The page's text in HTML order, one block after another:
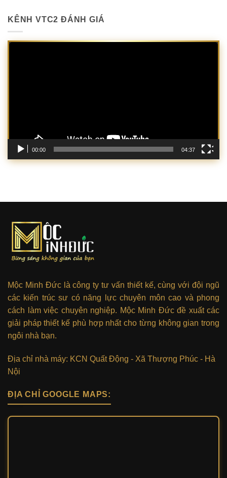
KÊNH VTC2 ĐÁNH GIÁ
Trình
00:00 04:37
Mộc Minh Đức là công ty tư vấn thiết kế, cùng với đội ngũ
các kiến trúc sư có năng lực chuyên môn cao và phong
cách làm việc chuyên nghiệp. Mộc Minh Đức đề xuất các
giải pháp thiết kế phù hợp nhất cho từng không gian trong
ngôi nhà bạn.
Địa chỉ nhà máy: KCN Quất Động - Xã Thượng Phúc - Hà
Nội
ĐỊA CHỈ GOOGLE MAPS: